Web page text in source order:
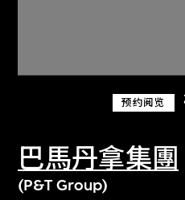
预约阅览
巴馬丹拿集團
(P&T Group)
关于M+藏品
探索世界顶级的二
文化藏品。